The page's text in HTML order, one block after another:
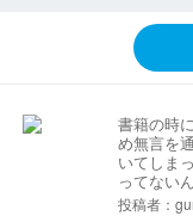
書籍の時
め無言を
いてしま
ってない
投稿者：